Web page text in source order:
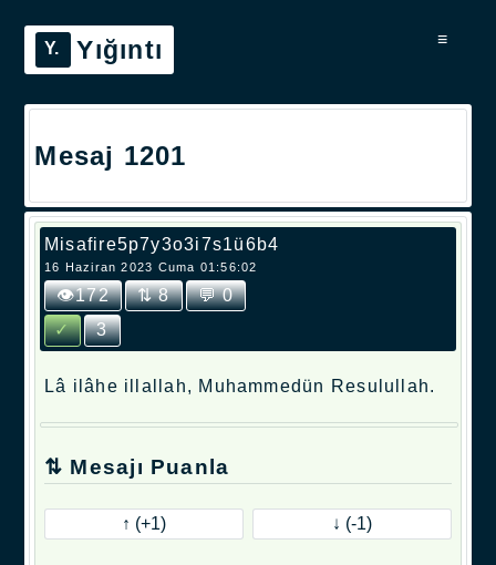
Yığıntı ≡
Mesaj 1201
Misafire5p7y3o3i7s1ü6b4
16 Haziran 2023 Cuma 01:56:02
👁172 ⇅ 8
💬 0
✓
3
Lâ ilâhe illallah, Muhammedün Resulullah.
⇅ Mesajı Puanla